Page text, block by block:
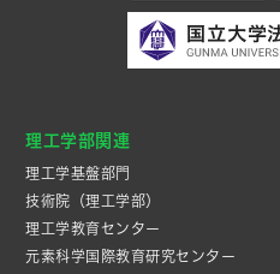
理工学部関連
理工学基盤部門
技術院（理工学部）
理工学教育センター
元素科学国際教育研究センター